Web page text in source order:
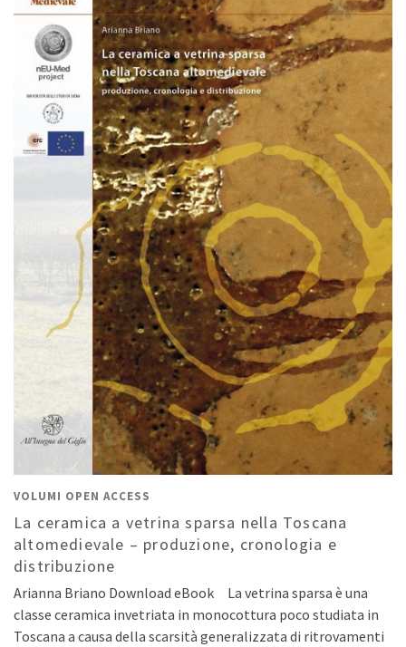
VOLUMI OPEN ACCESS
La ceramica a vetrina sparsa nella Toscana
altomedievale – produzione, cronologia e
distribuzione
Arianna Briano Download eBook La vetrina sparsa è una
classe ceramica invetriata in monocottura poco studiata in
Toscana a causa della scarsità generalizzata di ritrovamenti